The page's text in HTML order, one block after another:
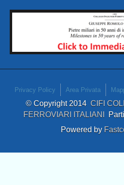
Privacy Policy Area Privata
© Copyright 2014 CIFI
FERROVIARI ITALIANI
Powered by